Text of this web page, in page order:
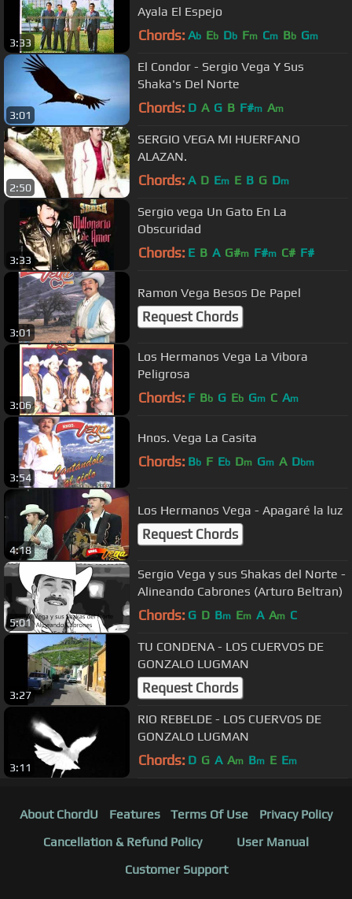
3:33
Ayala El Espejo
Chords: Ab Eb Db Fm Cm Bb Gm
3:01
El Condor - Sergio Vega Y Sus
Shaka's Del Norte
Chords: D A G B F#m Am
2:50
SERGIO VEGA MI HUERFANO
ALAZAN.
Chords: A D Em E B G Dm
3:33
Sergio vega Un Gato En La
Obscuridad
Chords: E B A G#m F#m C# F#
3:01
Ramon Vega Besos De Papel
Request Chords
3:06
Los Hermanos Vega La Vibora
Peligrosa
Chords: F Bb G Eb Gm C Am
3:54
Hnos. Vega La Casita
Chords: Bb F Eb Dm Gm A Dbm
4:18
Los Hermanos Vega - Apagaré la luz
Request Chords
5:01
Sergio Vega y sus Shakas del Norte -
Alineando Cabrones (Arturo Beltran)
Chords: G D Bm Em A Am C
3:27
TU CONDENA - LOS CUERVOS DE
GONZALO LUGMAN
Request Chords
3:11
RIO REBELDE - LOS CUERVOS DE
GONZALO LUGMAN
Chords: D G A Am Bm E Em
About ChordU Features Terms Of Use
Privacy Policy
Cancellation & Refund Policy
User Manual
Customer Support